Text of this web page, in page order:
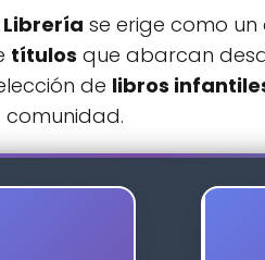
Librería se erige como
títulos que abarcan
de libros